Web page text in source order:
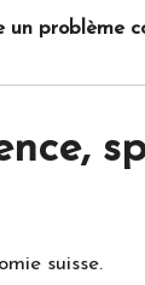
un problème
suisse.